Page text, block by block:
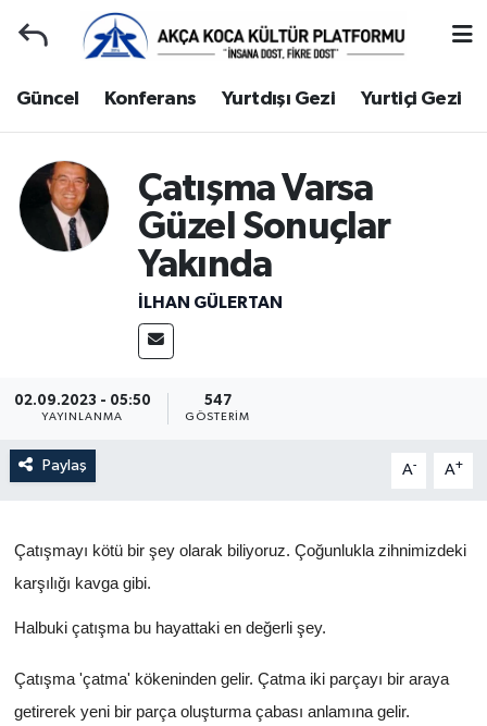
Güncel Konferans Yurtdışı Gezi Yurtiçi Gezi
Çatışma Varsa
Güzel Sonuçlar
Yakında
İLHAN GÜLERTAN
02.09.2023 - 05:50
YAYINLANMA
547
GÖSTERIM
Paylaş A- A+
Çatışmayı kötü bir şey olarak biliyoruz. Çoğunlukla zihnimizdeki
karşılığı kavga gibi.
Halbuki çatışma bu hayattaki en değerli şey.
Çatışma 'çatma' kökeninden gelir. Çatma iki parçayı bir araya
getirerek yeni bir parça oluşturma çabası anlamına gelir.
Gençlerle Başbaşa
Güncel
Konferans
Yurtdışı Gezi
Yurtiçi Gezi
Ziyaretler
Hakkımızda
Yüksek İstişare Kurulu
Sanat
Kocaeli Hava Durumu
Kocaeli Namaz Vakitleri
Kocaeli Trafik Yoğunluk Haritası
Süper Lig Puan Durumu ve Fikstür
Tüm Manşetler
Son Dakika Haberleri
Haber Arşivi